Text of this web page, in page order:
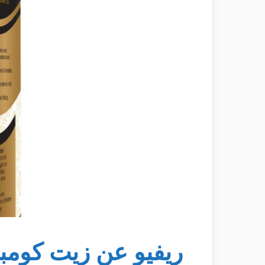
ريفيو عن زيت